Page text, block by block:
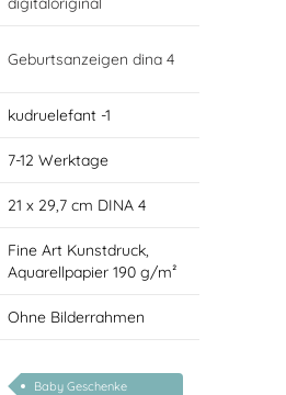
Geburtsanzeigen dina 4
kudruelefant -1
7-12 Werktage
21 x 29,7 cm DINA 4
Fine Art Kunstdruck,
Aquarellpapier 190 g/m²
Ohne Bilderrahmen
Baby Geschenke